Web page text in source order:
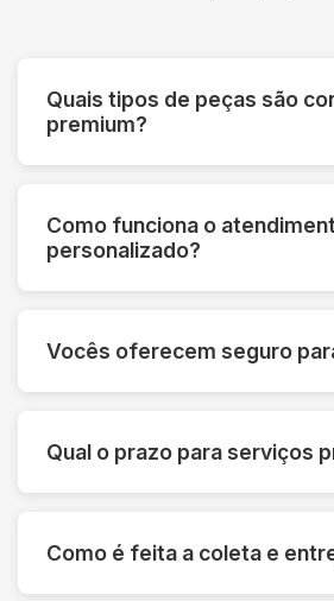
Quais tipos de peças são
premium?
vintage, uniformes especiais e
alto valor monetário ou
Como funciona o
personalizado?
desde a avaliação inicial até a
oferecendo orientações
Vocês oferecem seguro
danos ou perdas, com
50.000 por peça.
Qual o prazo para serviços
oferecemos serviço express
reduzido mediante consulta.
Como é feita a coleta e